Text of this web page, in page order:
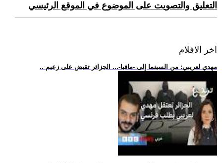
التعليق والتصويت على الموضوع في الموقع الرئيسي
اخر الافلام
.. مهدي لعريبي: من السينما إلى -مافيا-... الجزائر تقبض على زعيم